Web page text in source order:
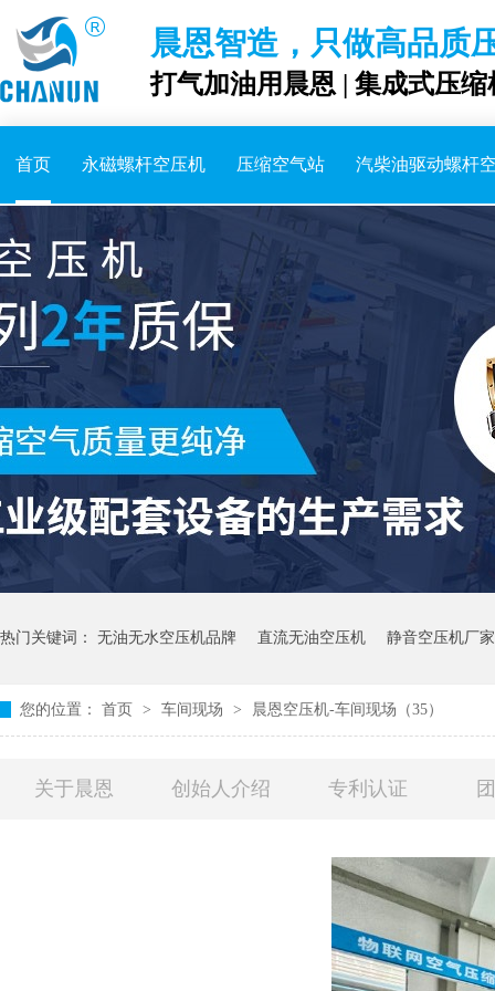
晨恩智造，只做高品质
打气加油用晨恩 | 集成式压
首页 永磁螺杆空压机 压缩空气站 汽柴油驱动螺杆
热门关键词： 无油无水空压机品牌 直流无油空压机 静音空压机厂家
您的位置： 首页 > 车间现场 > 晨恩空压机-车间现场（35）
关于晨恩 创始人介绍 专利认证